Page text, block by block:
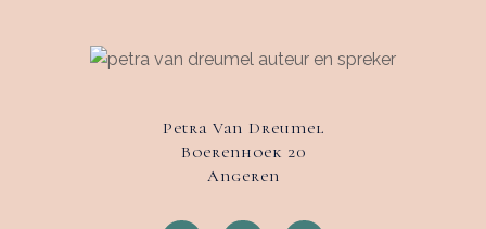
Petra Van Dreumel
Boerenhoek 20
Angeren